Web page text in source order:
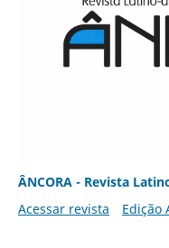
ÂNCORA - Revista
Acessar revista
Edição